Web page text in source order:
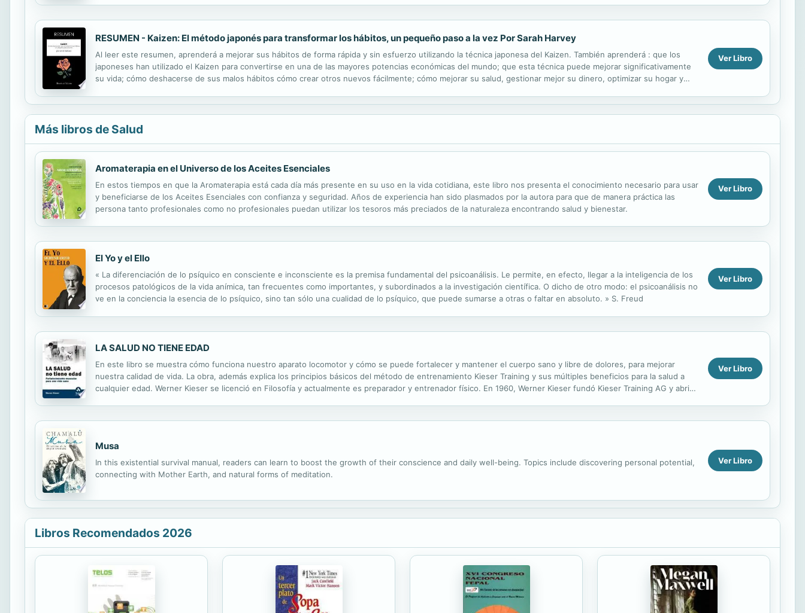
RESUMEN - Kaizen: El método japonés para transformar los hábitos, un pequeño paso a la vez Por Sarah Harvey
Al leer este resumen, aprenderá a mejorar sus hábitos de forma rápida y sin esfuerzo utilizando la técnica japonesa del Kaizen. También aprenderá : que los
japoneses han utilizado el Kaizen para convertirse en una de las mayores potencias económicas del mundo; que esta técnica puede mejorar significativamente
su vida; cómo deshacerse de sus malos hábitos cómo crear otros nuevos fácilmente; cómo mejorar su salud, gestionar mejor su dinero, optimizar su hogar y
Ver Libro
Más libros de Salud
Aromaterapia en el Universo de los Aceites Esenciales
En estos tiempos en que la Aromaterapia está cada día más presente en su uso en la vida cotidiana, este libro nos presenta el conocimiento necesario para usar
y beneficiarse de los Aceites Esenciales con confianza y seguridad. Años de experiencia han sido plasmados por la autora para que de manera práctica las
persona tanto profesionales como no profesionales puedan utilizar los tesoros más preciados de la naturaleza encontrando salud y bienestar.
Ver Libro
El Yo y el Ello
« La diferenciación de lo psíquico en consciente e inconsciente es la premisa fundamental del psicoanálisis. Le permite, en efecto, llegar a la inteligencia de los
procesos patológicos de la vida anímica, tan frecuentes como importantes, y subordinados a la investigación científica. O dicho de otro modo: el psicoanálisis no
ve en la conciencia la esencia de lo psíquico, sino tan sólo una cualidad de lo psíquico, que puede sumarse a otras o faltar en absoluto. » S. Freud
Ver Libro
LA SALUD NO TIENE EDAD
En este libro se muestra cómo funciona nuestro aparato locomotor y cómo se puede fortalecer y mantener el cuerpo sano y libre de dolores, para mejorar
nuestra calidad de vida. La obra, además explica los principios básicos del método de entrenamiento Kieser Training y sus múltiples beneficios para la salud a
cualquier edad. Werner Kieser se licenció en Filosofía y actualmente es preparador y entrenador físico. En 1960, Werner Kieser fundó Kieser Training AG y abrió
Ver Libro
Musa
In this existential survival manual, readers can learn to boost the growth of their conscience and daily well-being. Topics include discovering personal potential,
connecting with Mother Earth, and natural forms of meditation.
Ver Libro
Libros Recomendados 2026